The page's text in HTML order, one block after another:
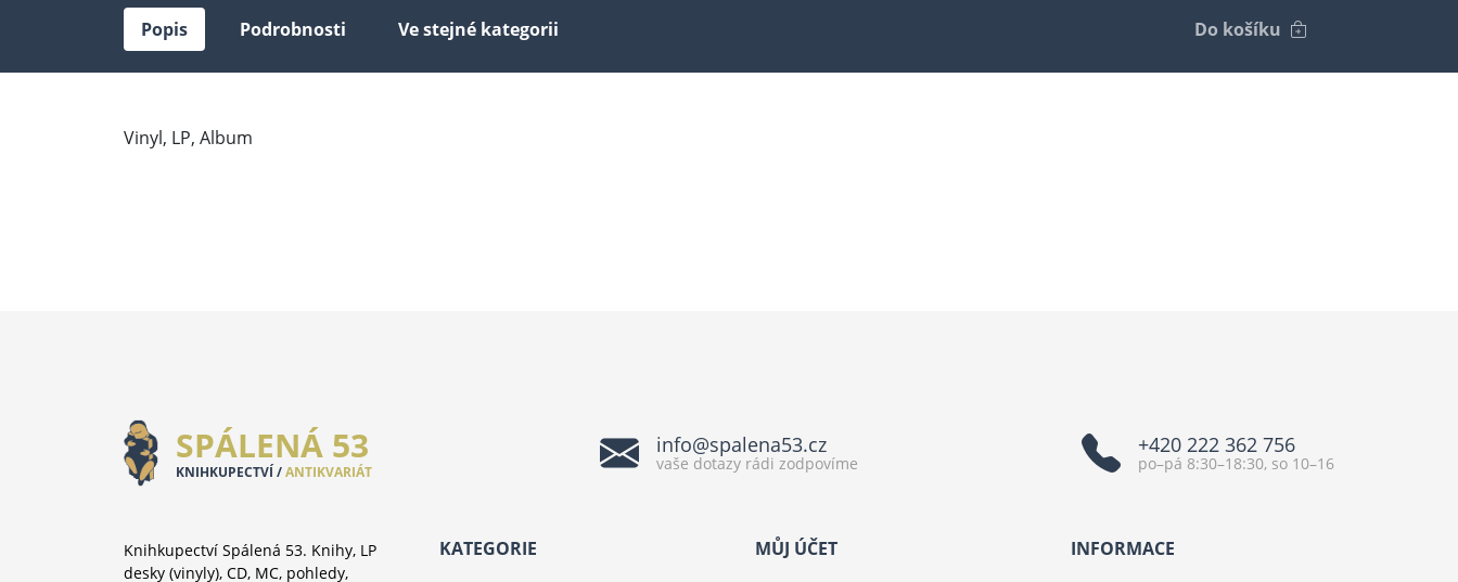
Popis Podrobnosti Ve stejné kategorii Do košíku
Vinyl, LP, Album
SPÁLENÁ 53
KNIHKUPECTVÍ /ANTIKVARIÁT
info@spalena53.cz
vaše dotazy rádi zodpovíme
+420 222 362 756
po–pá 8:30–18:30, so 10–16
Knihkupectví Spálená 53. Knihy, LP
desky (vinyly), CD, MC, pohledy,
KATEGORIE MŮJ ÚČET INFORMACE